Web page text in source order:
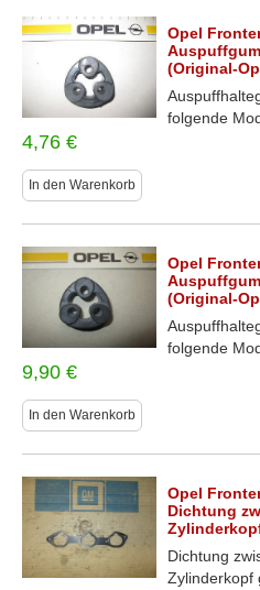
Opel
(Original-
folgende
4,76 €
In den Warenkorb
Opel
(Original-
folgende
9,90 €
In den Warenkorb
Opel
Dichtung
Dichtung
Zylinderkopf